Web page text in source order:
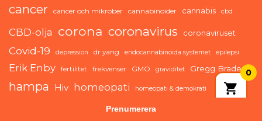
cancer cancer och mikrober cannabinoider cannabis cbd
CBD-olja corona coronavirus coronaviruset
Covid-19 depression dr yang endocannabinoida systemet epilepsi
Erik Enby fertilitet frekvenser GMO graviditet Gregg Braden
hampa Hiv homeopati homeopati & demokrati
immunförsvaret
0
Prenumerera